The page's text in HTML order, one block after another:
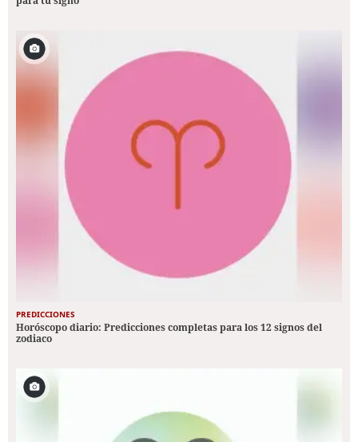
PREDICCIONES
Horóscopo diario: Predicciones completas para los 12 signos del
zodiaco